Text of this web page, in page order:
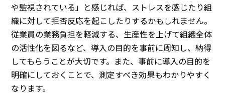
や監視されている」と感じれば、ストレスを感じたり組
織に対して拒否反応を起こしたりするかもしれません。
従業員の業務負担を軽減する、生産性を上げて組織全体
の活性化を図るなど、導入の目的を事前に周知し、納得
してもらうことが大切です。また、事前に導入の目的を
明確にしておくことで、測定すべき効果もわかりやすく
なります。